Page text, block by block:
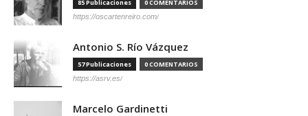
85 Publicaciones 0 COMENTARIOS
https://oscartenreiro.com/
Antonio S. Río Vázquez
57 Publicaciones 0 COMENTARIOS
https://asrv.es/
Marcelo Gardinetti